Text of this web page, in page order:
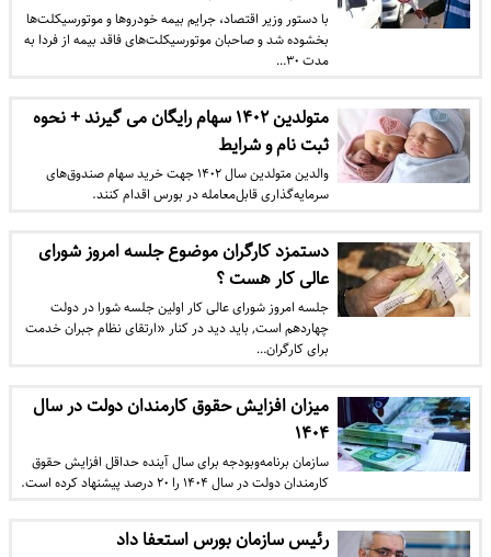
با دستور وزیر اقتصاد، جرایم بیمه خودروها و موتورسیکلت‌ها
بخشوده شد و صاحبان موتورسیکلت‌های فاقد بیمه از فردا به
مدت ۳۰…
متولدین ۱۴۰۲ سهام رایگان می گیرند + نحوه
ثبت نام و شرایط
والدین متولدین سال ۱۴۰۲ جهت خرید سهام صندوق‌های
سرمایه‌گذاری قابل‌معامله در بورس اقدام کنند.
دستمزد کارگران موضوع جلسه امروز شورای
عالی کار هست ؟
جلسه امروز شورای عالی کار اولین جلسه شورا در دولت
چهاردهم است, باید دید در کنار «ارتقای نظام جبران خدمت
برای کارگران…
میزان افزایش حقوق کارمندان دولت در سال
۱۴۰۴
سازمان برنامه‌وبودجه برای سال آینده حداقل افزایش حقوق
کارمندان دولت در سال ۱۴۰۴ را ۲۰ درصد پیشنهاد کرده است.
رئیس سازمان بورس استعفا داد